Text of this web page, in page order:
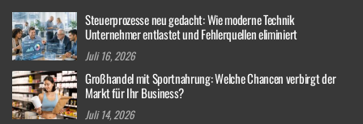
Steuerprozesse neu gedacht: Wie moderne Technik
Unternehmer entlastet und Fehlerquellen eliminiert
Juli 16, 2026
Großhandel mit Sportnahrung: Welche Chancen verbirgt der
Markt für Ihr Business?
Juli 14, 2026